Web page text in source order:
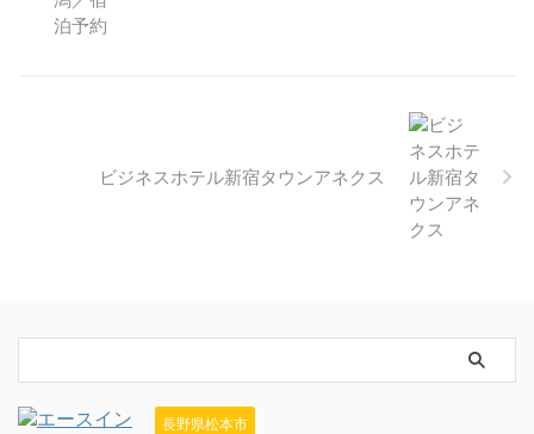
ビジネスホテル新宿タウンアネクス
長野県松本市